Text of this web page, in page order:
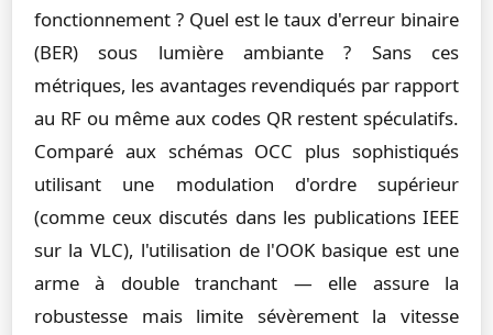
fonctionnement ? Quel est le taux d'erreur binaire
(BER) sous lumière ambiante ? Sans ces
métriques, les avantages revendiqués par rapport
au RF ou même aux codes QR restent spéculatifs.
Comparé aux schémas OCC plus sophistiqués
utilisant une modulation d'ordre supérieur
(comme ceux discutés dans les publications IEEE
sur la VLC), l'utilisation de l'OOK basique est une
arme à double tranchant — elle assure la
robustesse mais limite sévèrement la vitesse